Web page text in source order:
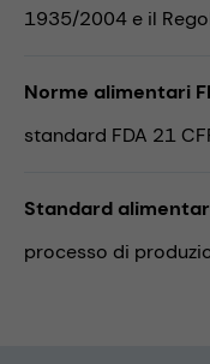
1935/2004 e il
Norme alimentari
standard FDA 21
Standard
processo di